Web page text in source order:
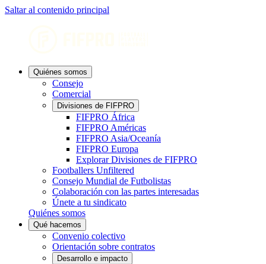
Saltar al contenido principal
Quiénes somos
Consejo
Comercial
Divisiones de FIFPRO
FIFPRO África
FIFPRO Américas
FIFPRO Asia/Oceanía
FIFPRO Europa
Explorar Divisiones de FIFPRO
Footballers Unfiltered
Consejo Mundial de Futbolistas
Colaboración con las partes interesadas
Únete a tu sindicato
Quiénes somos
Qué hacemos
Convenio colectivo
Orientación sobre contratos
Desarrollo e impacto